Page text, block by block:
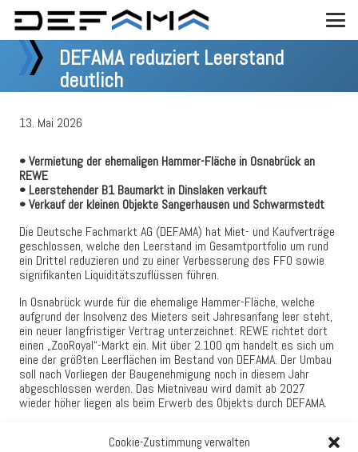
Cookie-Zustimmung verwalten
DEFAMA reduziert Leerstand
deutlich
13. Mai 2026
• Vermietung der ehemaligen Hammer-Fläche in Osnabrück an
REWE
• Leerstehender B1 Baumarkt in Dinslaken verkauft
• Verkauf der kleinen Objekte Sangerhausen und Schwarmstedt
Die Deutsche Fachmarkt AG (DEFAMA) hat Miet- und Kaufverträge
geschlossen, welche den Leerstand im Gesamtportfolio um rund
ein Drittel reduzieren und zu einer Verbesserung des FFO sowie
signifikanten Liquiditätszuflüssen führen.
In Osnabrück wurde für die ehemalige Hammer-Fläche, welche
aufgrund der Insolvenz des Mieters seit Jahresanfang leer steht,
ein neuer langfristiger Vertrag unterzeichnet. REWE richtet dort
einen „ZooRoyal“-Markt ein. Mit über 2.100 qm handelt es sich um
eine der größten Leerflächen im Bestand von DEFAMA. Der Umbau
soll nach Vorliegen der Baugenehmigung noch in diesem Jahr
abgeschlossen werden. Das Mietniveau wird damit ab 2027
wieder höher liegen als beim Erwerb des Objekts durch DEFAMA.
für eine als Leerstand erworbene Fläche von 430 qm geschlossen.